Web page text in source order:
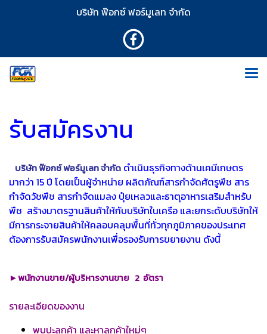
บริษัท ฟ๊อกซ์ ฟอร์มูเลท จำกัด
รับสมัครงาน
บริษัท ฟ๊อกซ์ ฟอร์มูเลท จำกัด ดำเนินธุรกิจทางด้านเคมีเกษตร
มากว่า 15 ปี โดยเป็นผู้จำหน่าย ผลิตภัณฑ์สารกำจัดศัตรูพืช สาร
กำจัดวัชพืช สารกำจัดแมลง ปุ๋ยเหลวและธาตุอาหารเสริมสำหรับ
พืช สร้างมาตรฐานสินค้าให้กับบริษัทในเครือ และยกระดับบริษัทให้
มีการกระจายสินค้าให้คลอบคลุมพื้นที่ทั่วทุกภูมิภาคของประเทศ
ต้องการรับสมัครพนักงานเพื่อรองรับการขยายงาน ดังนี้
►พนักงานขาย/ผู้บริหารงานขาย 2 อัตรา
รายละเอียดของงาน
พบปะลูกค้า และหาลูกค้าใหม่ๆ